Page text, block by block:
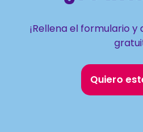
¡Rellena el formulario
Quiero